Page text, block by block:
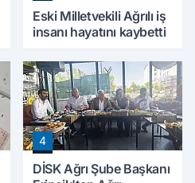
Eski Milletvekili Ağrılı iş
insanı hayatını kaybetti
4
DİSK Ağrı Şube Başkanı